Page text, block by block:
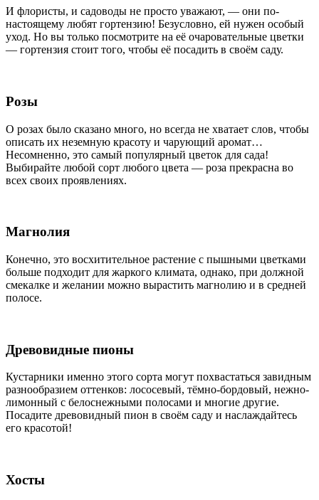
И флористы, и садоводы не просто уважают, — они по-
настоящему любят гортензию! Безусловно, ей нужен особый
уход. Но вы только посмотрите на её очаровательные цветки
— гортензия стоит того, чтобы её посадить в своём саду.
Розы
О розах было сказано много, но всегда не хватает слов, чтобы
описать их неземную красоту и чарующий аромат…
Несомненно, это самый популярный цветок для сада!
Выбирайте любой сорт любого цвета — роза прекрасна во
всех своих проявлениях.
Магнолия
Конечно, это восхитительное растение с пышными цветками
больше подходит для жаркого климата, однако, при должной
смекалке и желании можно вырастить магнолию и в средней
полосе.
Древовидные пионы
Кустарники именно этого сорта могут похвастаться завидным
разнообразием оттенков: лососевый, тёмно-бордовый, нежно-
лимонный с белоснежными полосами и многие другие.
Посадите древовидный пион в своём саду и наслаждайтесь
его красотой!
Хосты